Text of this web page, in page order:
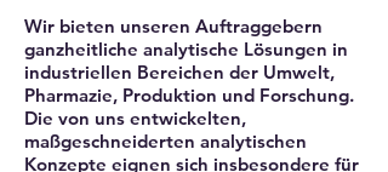
Wir bieten unseren Auftraggebern
ganzheitliche analytische Lösungen in
industriellen Bereichen der Umwelt,
Pharmazie, Produktion und Forschung.
Die von uns entwickelten,
maßgeschneiderten analytischen
Konzepte eignen sich insbesondere für